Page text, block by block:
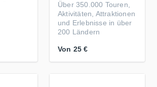
Über 350.000 Touren,
Aktivitäten, Attraktionen
und Erlebnisse in über
200 Ländern
Von 25 €